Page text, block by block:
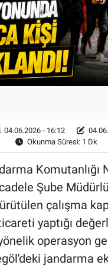
04.06.2026 - 16:12
Okunma Süresi: 1 Dk
Komutanlığı
Şube
çalışma
yaptığı
operasyon
jandarma